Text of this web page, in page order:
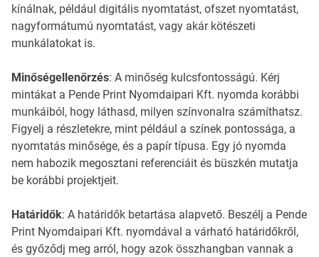
kínálnak, például digitális nyomtatást, ofszet nyomtatást,
nagyformátumú nyomtatást, vagy akár kötészeti
munkálatokat is.
Minőségellenőrzés: A minőség kulcsfontosságú. Kérj
mintákat a Pende Print Nyomdaipari Kft. nyomda korábbi
munkáiból, hogy láthasd, milyen színvonalra számíthatsz.
Figyelj a részletekre, mint például a színek pontossága, a
nyomtatás minősége, és a papír típusa. Egy jó nyomda
nem habozik megosztani referenciáit és büszkén mutatja
be korábbi projektjeit.
Határidők: A határidők betartása alapvető. Beszélj a Pende
Print Nyomdaipari Kft. nyomdával a várható határidőkről,
és győződj meg arról, hogy azok összhangban vannak a